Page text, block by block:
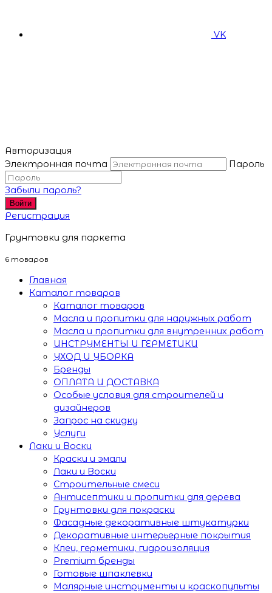
VK
Авторизация
Электронная почта
Пароль
Забыли пароль?
Войти
Регистрация
Грунтовки для паркета
6 товаров
Главная
Каталог товаров
Каталог товаров
Масла и пропитки для наружных работ
Масла и пропитки для внутренних работ
ИНСТРУМЕНТЫ И ГЕРМЕТИКИ
УХОД И УБОРКА
Бренды
ОПЛАТА И ДОСТАВКА
Особые условия для строителей и
дизайнеров
Запрос на скидку
Услуги
Лаки и Воски
Краски и эмали
Лаки и Воски
Строительные смеси
Антисептики и пропитки для дерева
Грунтовки для покраски
Фасадные декоративные штукатурки
Декоративные интерьерные покрытия
Клеи, герметики, гидроизоляция
Premium бренды
Готовые шпаклевки
Малярные инструменты и краскопульты